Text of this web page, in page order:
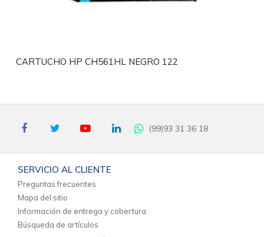
CARTUCHO HP CH561HL NEGRO 122
(99)93 31 36 18
SERVICIO AL CLIENTE
Preguntas frecuentes
Mapa del sitio
Información de entrega y cobertura
Búsqueda de artículos